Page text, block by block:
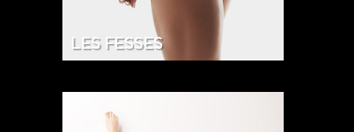
LES FESSES